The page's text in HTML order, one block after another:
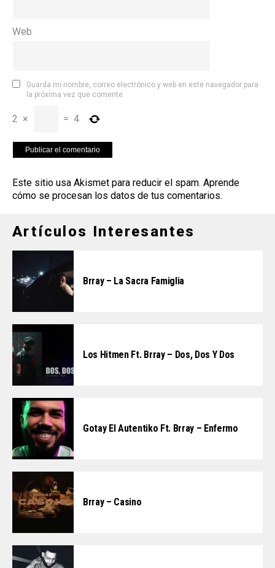
Web
Guarda mi nombre, correo electrónico y web en este navegador para
la próxima vez que comente.
2 × = 4
Este sitio usa Akismet para reducir el spam. Aprende
cómo se procesan los datos de tus comentarios.
Artículos Interesantes
Brray – La Sacra Famiglia
Los Hitmen Ft. Brray – Dos, Dos Y Dos
Gotay El Autentiko Ft. Brray – Enfermo
Brray – Casino